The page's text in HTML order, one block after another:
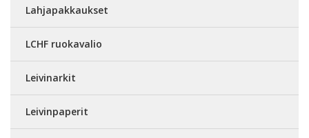
Lahjapakkaukset
LCHF ruokavalio
Leivinarkit
Leivinpaperit